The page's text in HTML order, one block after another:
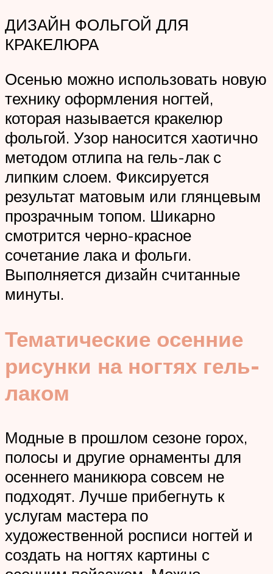
ДИЗАЙН ФОЛЬГОЙ ДЛЯ
КРАКЕЛЮРА
Осенью можно использовать новую
технику оформления ногтей,
которая называется кракелюр
фольгой. Узор наносится хаотично
методом отлипа на гель-лак с
липким слоем. Фиксируется
результат матовым или глянцевым
прозрачным топом. Шикарно
смотрится черно-красное
сочетание лака и фольги.
Выполняется дизайн считанные
минуты.
Тематические осенние
рисунки на ногтях гель-
лаком
Модные в прошлом сезоне горох,
полосы и другие орнаменты для
осеннего маникюра совсем не
подходят. Лучше прибегнуть к
услугам мастера по
художественной росписи ногтей и
создать на ногтях картины с